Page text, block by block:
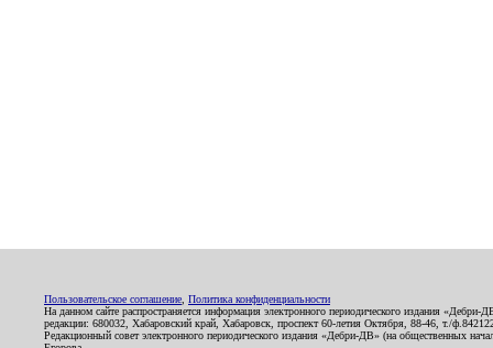
Пользовательское соглашение Политика конфиденциальности
На данном сайте распространяется информация электронного периодического издания
редакции: 680032, Хабаровский край, Хабаровск, проспект 60-летия Октября, 88-46, т./
Редакционный совет электронного периодического издания «Дебри-ДВ» (на